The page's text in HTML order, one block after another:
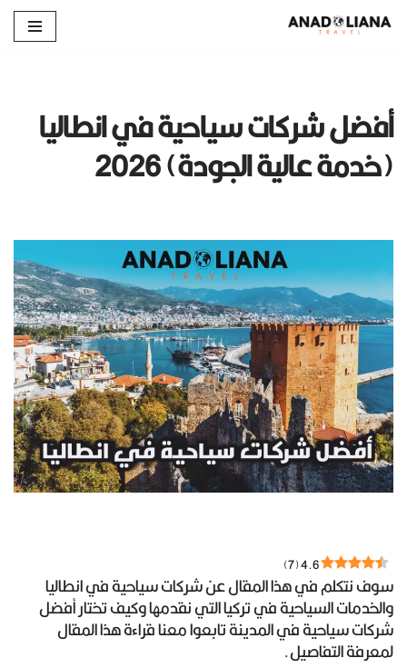
أفضل شركات سياحية في انطاليا
(خدمة عالية الجودة) 2026
4.6
(
7
)
سوف نتكلم في هذا المقال عن شركات سياحية في انطاليا
والخدمات السياحية في تركيا التي نقدمها وكيف تختار أفضل
شركات سياحية في المدينة تابعوا معنا قراءة هذا المقال
لمعرفة التفاصيل.